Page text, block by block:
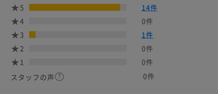
5
14件
4
0件
3
1件
2
0件
1
0件
スタッフの声
0件